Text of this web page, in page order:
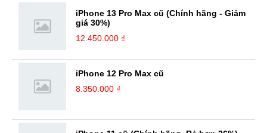
iPhone 13 Pro Max cũ (Chính hãng - Giảm
giá 30%)
12.450.000 ₫
iPhone 12 Pro Max cũ
8.350.000 ₫